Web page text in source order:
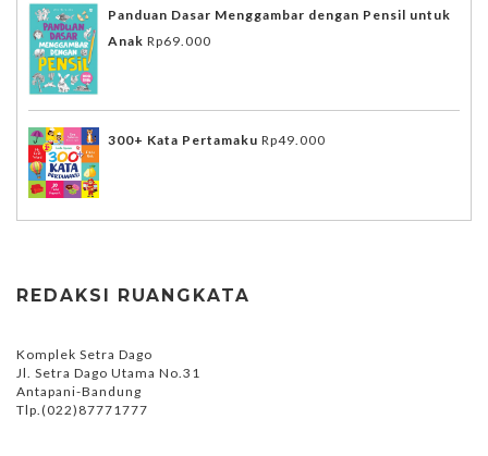
Panduan Dasar Menggambar dengan Pensil untuk
Anak Rp69.000
300+ Kata Pertamaku Rp49.000
REDAKSI RUANGKATA
Komplek Setra Dago
Jl. Setra Dago Utama No.31
Antapani-Bandung
Tlp.(022)87771777